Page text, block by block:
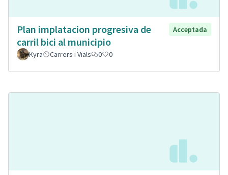
Plan implatacion progresiva de
carril bici al municipio
Acceptada
Kyra Carrers i Vials 0 0